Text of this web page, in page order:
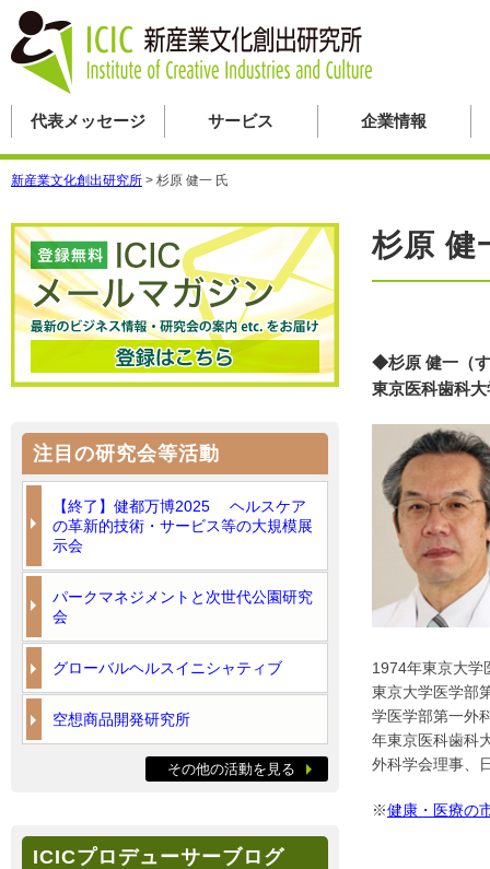
代表メッセージ サービス 企業情報
新産業文化創出研究所 > 杉原 健一 氏
杉原 健
◆杉原 健一（
東京医科歯科
1974年東京大学
東京大学医学部
学医学部第一外
年東京医科歯科
外科学会理事、
※健康・医療の
注目の研究会等活動
【終了】健都万博2025 ヘルスケア
の革新的技術・サービス等の大規模展
示会
パークマネジメントと次世代公園研究
会
グローバルヘルスイニシャティブ
空想商品開発研究所
その他の活動を見る
ICICプロデューサーブログ